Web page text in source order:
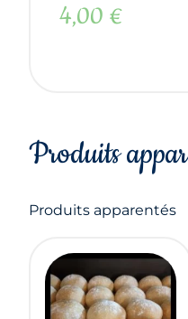
4,00 €
Produits
Produits apparentés